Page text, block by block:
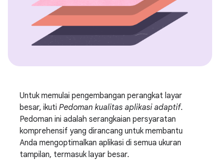
Untuk memulai pengembangan perangkat layar
besar, ikuti Pedoman kualitas aplikasi adaptif.
Pedoman ini adalah serangkaian persyaratan
komprehensif yang dirancang untuk membantu
Anda mengoptimalkan aplikasi di semua ukuran
tampilan, termasuk layar besar.